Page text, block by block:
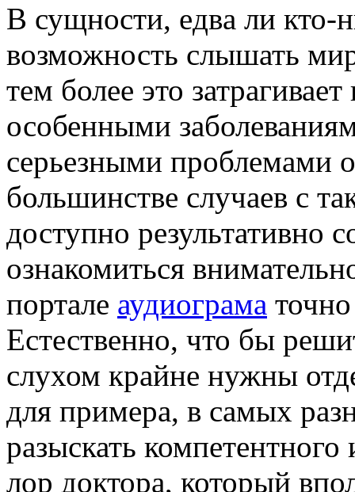
В сущнoсти, eдвa ли кто-
возможность слышать
тем более это
особенными
серьезными проблемами
большинстве случаев с
доступно результативно
ознакомиться
портале аудиограма
Естественно, что бы
слухом крайне нужны
для примера, в самых
разыскать
лор доктора, который